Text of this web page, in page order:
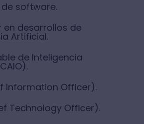
software.
en desarrollos de
Artificial.
de Inteligencia
Information Officer).
Technology Officer).